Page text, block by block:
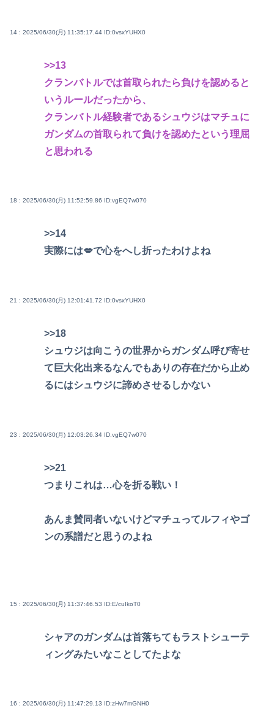
14 : 2025/06/30(月) 11:35:17.44 ID:0vsxYUHX0
>>13
クランバトルでは首取られたら負けを認めると
いうルールだったから、
クランバトル経験者であるシュウジはマチュに
ガンダムの首取られて負けを認めたという理屈
と思われる
18 : 2025/06/30(月) 11:52:59.86 ID:vgEQ7w070
>>14
実際には💋で心をへし折ったわけよね
21 : 2025/06/30(月) 12:01:41.72 ID:0vsxYUHX0
>>18
シュウジは向こうの世界からガンダム呼び寄せ
て巨大化出来るなんでもありの存在だから止め
るにはシュウジに諦めさせるしかない
23 : 2025/06/30(月) 12:03:26.34 ID:vgEQ7w070
>>21
つまりこれは…心を折る戦い！
あんま賛同者いないけどマチュってルフィやゴ
ンの系譜だと思うのよね
15 : 2025/06/30(月) 11:37:46.53 ID:E/cuIkoT0
シャアのガンダムは首落ちてもラストシューテ
ィングみたいなことしてたよな
16 : 2025/06/30(月) 11:47:29.13 ID:zHw7mGNH0